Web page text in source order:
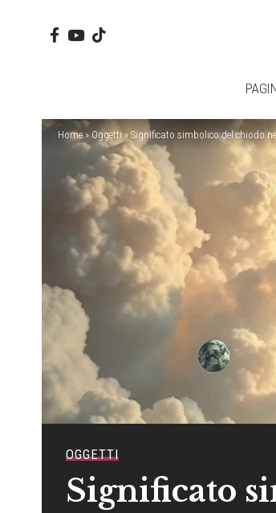
Home»Oggetti» Significato simbolico del chiodo
OGGETTI
Significato